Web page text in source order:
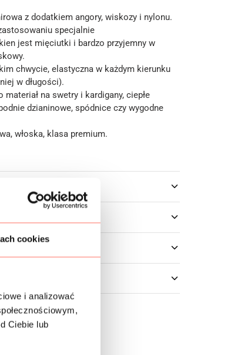
cookies
i analizować
Ciebie lub
z dodatkiem angory, wiskozy i nylonu.
specjalnie
jest mięciutki i bardzo przyjemny w
chwycie, elastyczna w każdym kierunku
w długości).
na swetry i kardigany, ciepłe
dzianinowe, spódnice czy wygodne
włoska, klasa premium.